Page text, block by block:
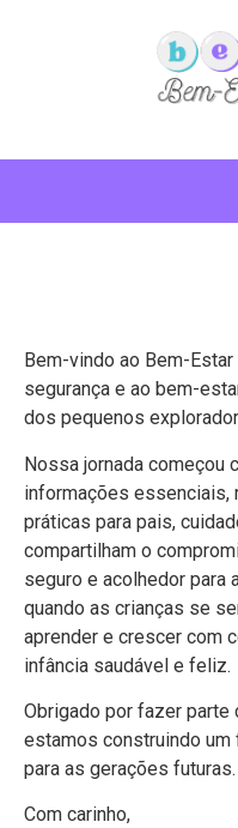
Bem-vindo ao Bem-
segurança e ao bem-
dos pequenos
Nossa jornada começou
informações
práticas para pais,
compartilham o
seguro e acolhedor para
quando as crianças se
aprender e crescer com
infância saudável e feliz.
Obrigado por fazer parte
estamos construindo um
para as gerações futuras.
Com carinho,